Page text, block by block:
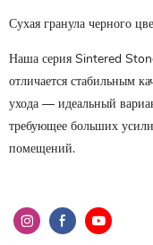
Сухая гранула черного
Наша серия Sintered
отличается стабильным
ухода — идеальный
требующее больших
помещений.